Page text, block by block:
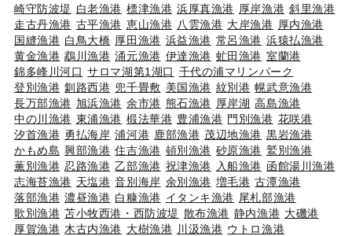
崎守防波堤 白老漁港 標津漁港 浜厚真漁港 厚岸漁港 斜里漁港
走古丹漁港 古平漁港 恵山漁港 八雲漁港 大岸漁港 厚内漁港
国縫漁港 白鳥大橋 厚田漁港 浜益漁港 常呂漁港 浜猿払漁港
黄金漁港 鵡川漁港 涌元漁港 伊達漁港 虻田漁港 室蘭港
錦多峰川河口 サロマ湖第1湖口 千代の浦マリンパーク
登別漁港 釧路西港 兜千畳敷 美国漁港 紋別港 幌武意漁港
長万部漁港 旭浜漁港 余市港 熊石漁港 厚岸湖 高島漁港
中の川漁港 東浦漁港 椴法華港 豊浦漁港 門別漁港 花咲港
汐首漁港 勇払海岸 浦河港 鹿部漁港 茂辺地漁港 黒岩漁港
かもめ島 興部漁港 住吉漁港 頓別漁港 砂原漁港 鷲別漁港
薫別漁港 忍路漁港 乙部漁港 祝津漁港 入船漁港 函館湯川漁港
志海苔漁港 天塩港 音別海岸 余別漁港 増毛港 古潭漁港
落部漁港 濃昼漁港 白糠漁港 イタンキ漁港 尾札部漁港
歌別漁港 苫小牧西港・西防波堤 散布漁港 静内漁港 大磯港
厚賀漁港 木古内漁港 大樹漁港 川汲漁港 ウトロ漁港